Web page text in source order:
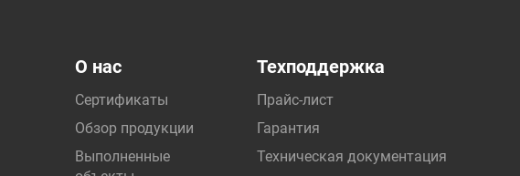
О нас
Сертификаты
Обзор продукции
Выполненные
Техподдержка
Прайс-лист
Гарантия
Техническая документация